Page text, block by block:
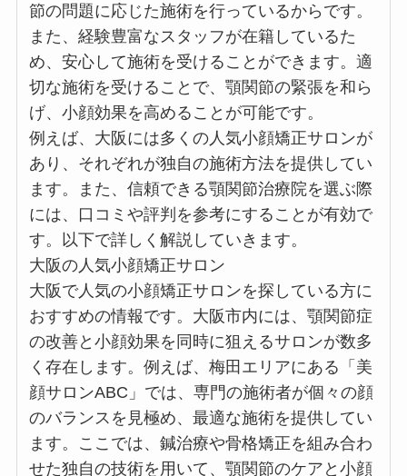
節の問題に応じた施術を行っているからです。
また、経験豊富なスタッフが在籍しているた
め、安心して施術を受けることができます。適
切な施術を受けることで、顎関節の緊張を和ら
げ、小顔効果を高めることが可能です。
例えば、大阪には多くの人気小顔矯正サロンが
あり、それぞれが独自の施術方法を提供してい
ます。また、信頼できる顎関節治療院を選ぶ際
には、口コミや評判を参考にすることが有効で
す。以下で詳しく解説していきます。
大阪の人気小顔矯正サロン
大阪で人気の小顔矯正サロンを探している方に
おすすめの情報です。大阪市内には、顎関節症
の改善と小顔効果を同時に狙えるサロンが数多
く存在します。例えば、梅田エリアにある「美
顔サロンABC」では、専門の施術者が個々の顔
のバランスを見極め、最適な施術を提供してい
ます。ここでは、鍼治療や骨格矯正を組み合わ
せた独自の技術を用いて、顎関節のケアと小顔